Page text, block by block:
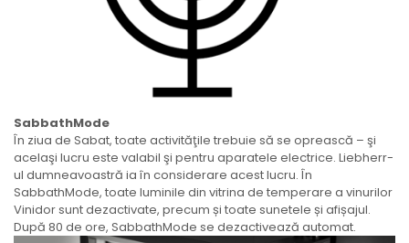
SabbathMode
În ziua de Sabat, toate activităţile trebuie să se oprească – şi
acelaşi lucru este valabil şi pentru aparatele electrice. Liebherr-
ul dumneavoastră ia în considerare acest lucru. În
SabbathMode, toate luminile din vitrina de temperare a vinurilor
Vinidor sunt dezactivate, precum și toate sunetele și afișajul.
După 80 de ore, SabbathMode se dezactivează automat.